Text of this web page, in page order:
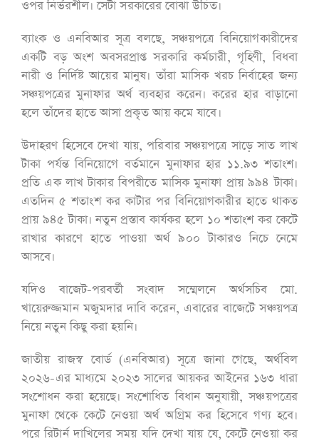
ওপর নির্ভরশীল। সেটা সরকারের বোঝা উচিত।
ব্যাংক ও এনবিআর সূত্র বলছে, সঞ্চয়পত্রে বিনিয়োগকারীদের
একটি বড় অংশ অবসরপ্রাপ্ত সরকারি কর্মচারী, গৃহিণী, বিধবা
নারী ও নির্দিষ্ট আয়ের মানুষ। তাঁরা মাসিক খরচ নির্বাহের জন্য
সঞ্চয়পত্রের মুনাফার অর্থ ব্যবহার করেন। করের হার বাড়ানো
হলে তাঁদের হাতে আসা প্রকৃত আয় কমে যাবে।
উদাহরণ হিসেবে দেখা যায়, পরিবার সঞ্চয়পত্রে সাড়ে সাত লাখ
টাকা পর্যন্ত বিনিয়োগে বর্তমানে মুনাফার হার ১১.৯৩ শতাংশ।
প্রতি এক লাখ টাকার বিপরীতে মাসিক মুনাফা প্রায় ৯৯৪ টাকা।
এতদিন ৫ শতাংশ কর কাটার পর বিনিয়োগকারীর হাতে থাকত
প্রায় ৯৪৫ টাকা। নতুন প্রস্তাব কার্যকর হলে ১০ শতাংশ কর কেটে
রাখার কারণে হাতে পাওয়া অর্থ ৯০০ টাকারও নিচে নেমে
আসবে।
যদিও বাজেট-পরবর্তী সংবাদ সম্মেলনে অর্থসচিব মো.
খায়েরুজ্জমান মজুমদার দাবি করেন, এবারের বাজেটে সঞ্চয়পত্র
নিয়ে নতুন কিছু করা হয়নি।
জাতীয় রাজস্ব বোর্ড (এনবিআর) সূত্রে জানা গেছে, অর্থবিল
২০২৬-এর মাধ্যমে ২০২৩ সালের আয়কর আইনের ১৬৩ ধারা
সংশোধন করা হয়েছে। সংশোধিত বিধান অনুযায়ী, সঞ্চয়পত্রের
মুনাফা থেকে কেটে নেওয়া অর্থ অগ্রিম কর হিসেবে গণ্য হবে।
পরে রিটার্ন দাখিলের সময় যদি দেখা যায় যে, কেটে নেওয়া কর